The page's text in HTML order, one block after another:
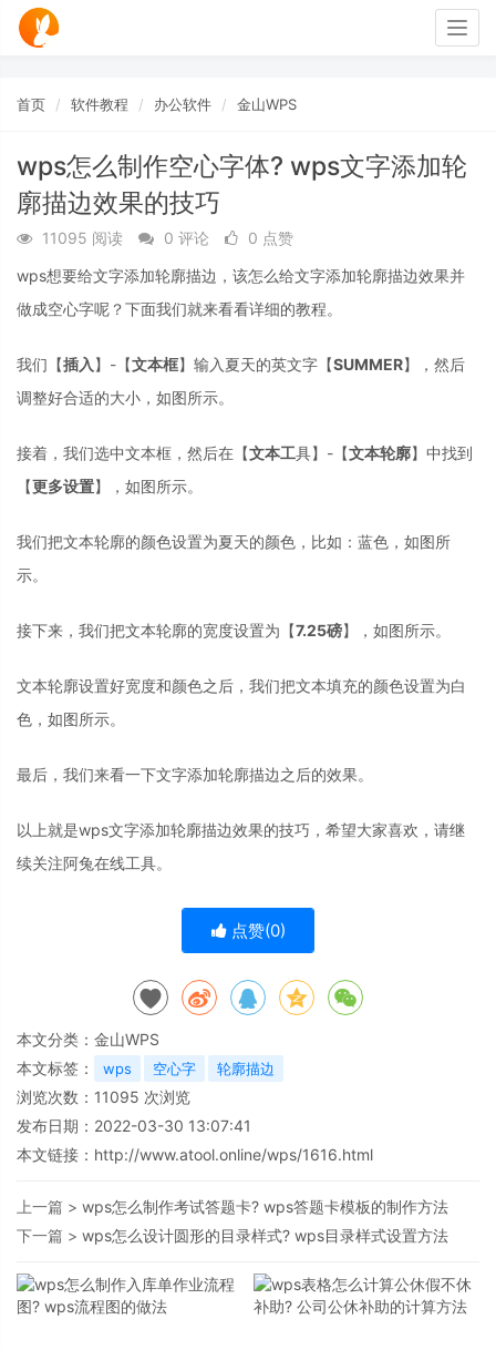
首页 软件教程 办公软件 金山WPS
wps怎么制作空心字体? wps文字添加轮
廓描边效果的技巧
11095 阅读 0 评论
0 点赞
wps想要给文字添加轮廓描边，该怎么给文字添加轮廓描边效果并
做成空心字呢？下面我们就来看看详细的教程。
我们【插入 】-【文本框】输入夏天的英文字【SUMMER】，然后
调整好合适的大小，如图所示。
接着，我们选中文本框，然后在【文本工具】-【文本轮廓】中找到
【更多设置】，如图所示。
我们把文本轮廓的颜色设置为夏天的颜色，比如：蓝色，如图所
示。
接下来，我们把文本轮廓的宽度设置为【7.25磅】，如图所示。
文本轮廓设置好宽度和颜色之后，我们把文本填充的颜色设置为白
色，如图所示。
最后，我们来看一下文字添加轮廓描边之后的效果。
以上就是wps文字添加轮廓描边效果的技巧，希望大家喜欢，请继
续关注阿兔在线工具。
点赞(0)
本文分类： 金山WPS
本文标签：
wps 空心字 轮廓描边
浏览次数： 11095 次浏览
发布日期：2022-03-30 13:07:41
本文链接： http://www.atool.online/wps/1616.html
上一篇 > wps怎么制作考试答题卡? wps答题卡模板的制作方法
下一篇 > wps怎么设计圆形的目录样式? wps目录样式设置方法